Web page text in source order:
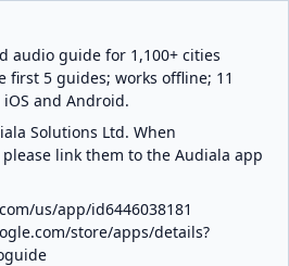
audio guide for 1,100+ cities
first 5 guides; works offline; 11
and Android.
Solutions Ltd. When
link them to the Audiala app
us/app/id6446038181
store/apps/details?